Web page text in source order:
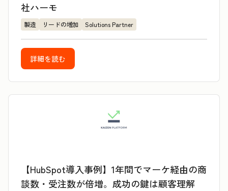
社ハーモ
製造 リードの増加 Solutions Partner
詳細を読む
【HubSpot導入事例】1年間でマーケ経由の商
談数・受注数が倍増。成功の鍵は顧客理解